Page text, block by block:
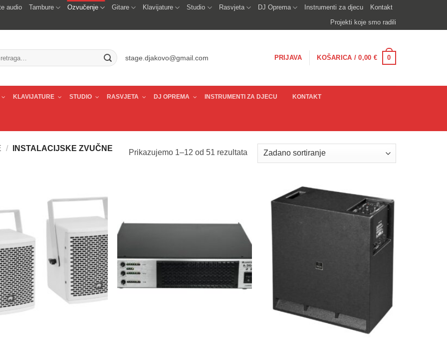
audio Tambure Ozvučenje Gitare Klavijature Studio Rasvjeta DJ Oprema Instrumenti za djecu
Kontakt
Projekti koje smo radili
stage.djakovo@gmail.com PRIJAVA KOŠARICA /0,00 € 0
KLAVIJATURE STUDIO RASVJETA DJ OPREMA INSTRUMENTI ZA DJECU KONTAKT
/ INSTALACIJSKE ZVUČNE Prikazujemo 1–12 od 51 rezultata